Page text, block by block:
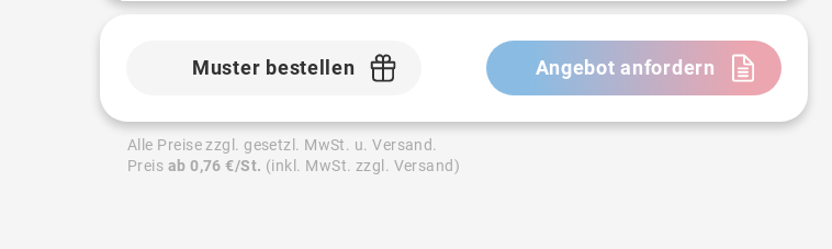
Muster bestellen Angebot anfordern
Alle Preise zzgl. gesetzl. MwSt. u. Versand.
Preis ab 0,76 €/St. (inkl. MwSt. zzgl. Versand)